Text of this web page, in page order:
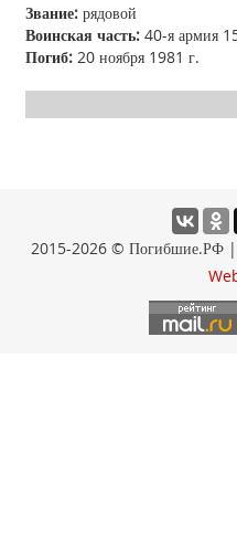
Звание: рядовой
Воинская часть: 40-я армия
Погиб: 20 ноября 1981 г.
2015-2026 © Погибшие.РФ |